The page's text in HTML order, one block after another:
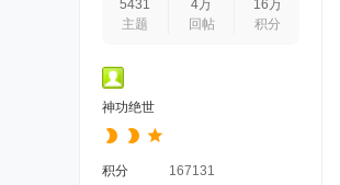
5431
主题
4万
回帖
16万
积分
神功绝世
积分 167131